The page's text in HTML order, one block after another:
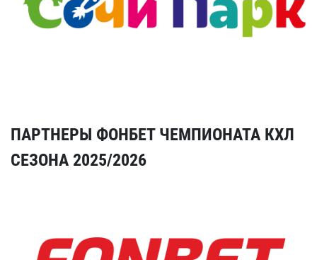
ПАРТНЕРЫ ФОНБЕТ ЧЕМПИОНАТА КХЛ
СЕЗОНА 2025/2026